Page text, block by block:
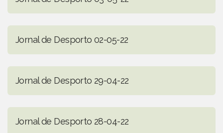
Jornal de Desporto 02-05-22
Jornal de Desporto 29-04-22
Jornal de Desporto 28-04-22